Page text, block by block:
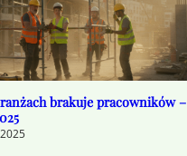
brakuje pracowników –